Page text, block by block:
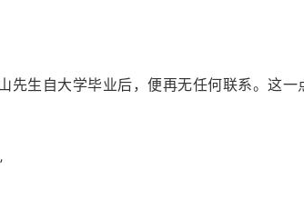
先生自大学毕业后，便再无任何联系。这一